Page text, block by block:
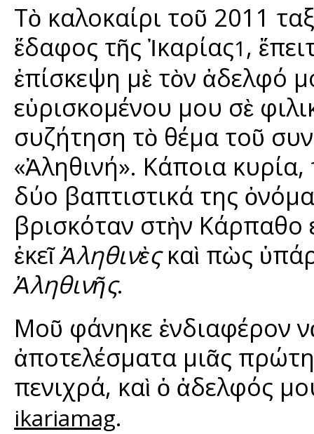
Τὸ καλοκαίρι τοῦ 2011
ἔδαφος τῆς Ἰκαρίας1 ,
ἐπίσκεψη μὲ τὸν ἀδελφό
εὑρισκομένου μου σὲ
συζήτηση τὸ θέμα τοῦ
«Ἀληθινή». Κάποια
δύο βαπτιστικά της
βρισκόταν στὴν Κάρπαθο
ἐκεῖἈληθινὲςκαὶ πὼς
Ἀληθινῆς.
Μοῦ φάνηκε ἐνδιαφέρον
ἀποτελέσματα μιᾶς
πενιχρά, καὶ ὁ ἀδελφός
ikariamag.